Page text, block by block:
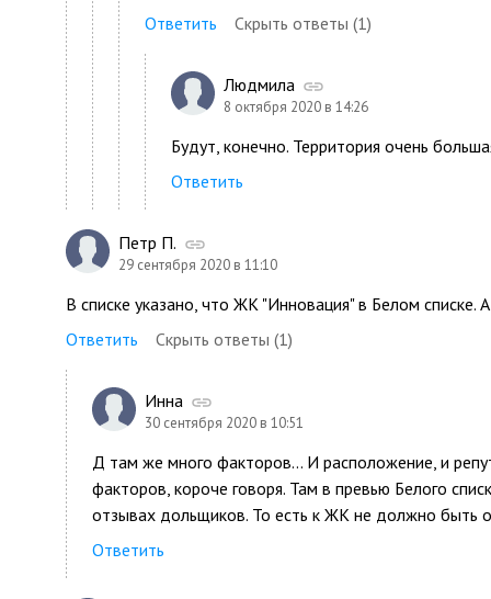
Ответить
Скрыть ответы (1)
Людмила
8 октября 2020 в 14:26
Будут, конечно. Территория очень
Ответить
Петр П.
29 сентября 2020 в 11:10
В списке указано, что ЖК "Инновация" в Белом списке.
Ответить
Скрыть ответы (1)
Инна
30 сентября 2020 в 10:51
Д там же много факторов... И расположение, и
факторов, короче говоря. Там в превью Белого
отзывах дольщиков. То есть к ЖК не должно быть
Ответить